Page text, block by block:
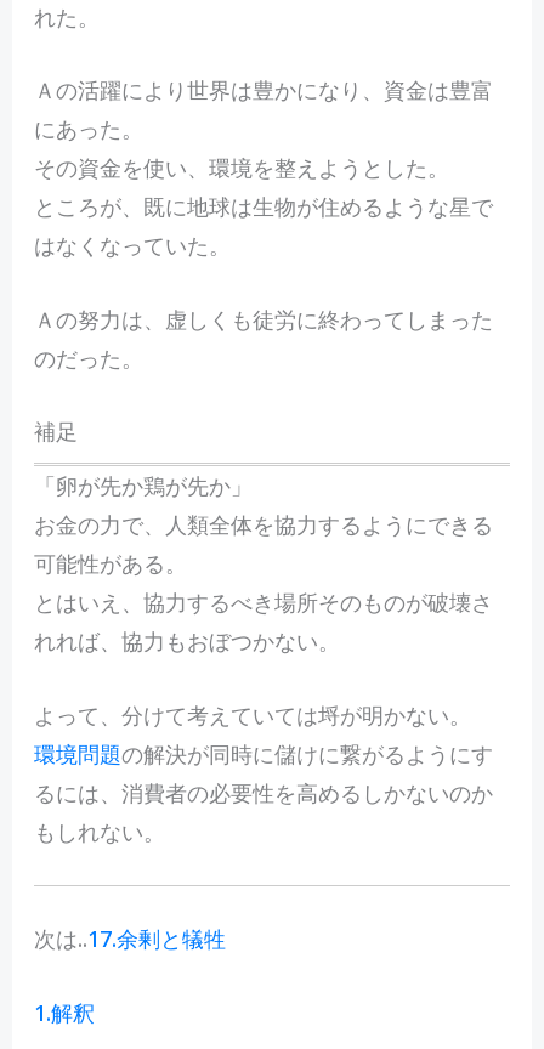
れた。
Ａの活躍により世界は豊かになり、資金は豊富
にあった。
その資金を使い、環境を整えようとした。
ところが、既に地球は生物が住めるような星で
はなくなっていた。
Ａの努力は、虚しくも徒労に終わってしまった
のだった。
補足
「卵が先か鶏が先か」
お金の力で、人類全体を協力するようにできる
可能性がある。
とはいえ、協力するべき場所そのものが破壊さ
れれば、協力もおぼつかない。
よって、分けて考えていては埒が明かない。
環境問題の解決が同時に儲けに繋がるようにす
るには、消費者の必要性を高めるしかないのか
もしれない。
次は..17.余剰と犠牲
1.解釈